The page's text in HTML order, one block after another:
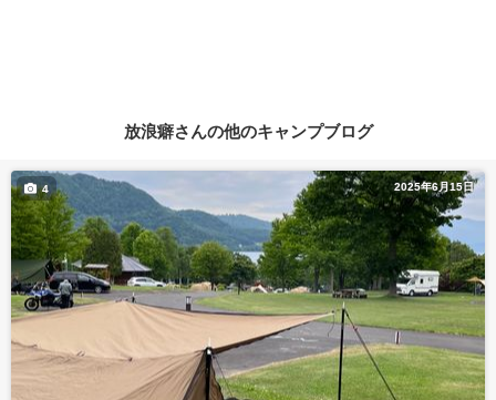
放浪癖さんの他のキャンプブログ
2025年6月15日
4